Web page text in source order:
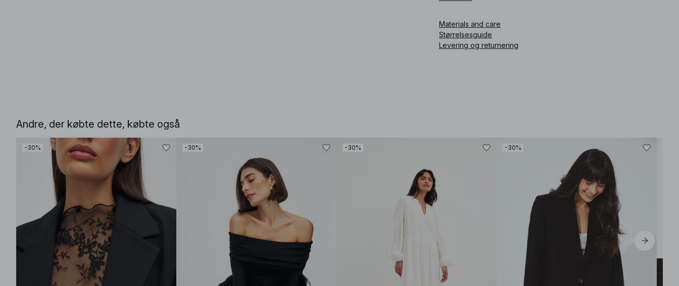
Materials and care
Størrelsesguide
Levering og returnering
Andre, der købte dette, købte også
-30% -30% -30% -30%